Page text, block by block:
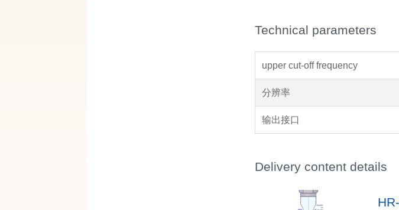
Technical parameters
upper cut-off frequency
分辨率
输出接口
Delivery content details